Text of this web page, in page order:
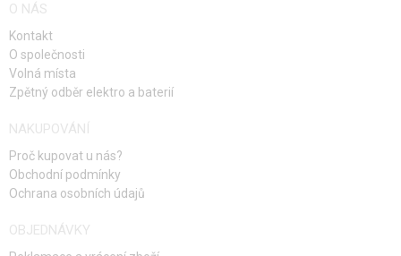
O NÁS
Kontakt
O společnosti
Volná místa
Zpětný odběr elektro a baterií
NAKUPOVÁNÍ
Proč kupovat u nás?
Obchodní podmínky
Ochrana osobních údajů
OBJEDNÁVKY